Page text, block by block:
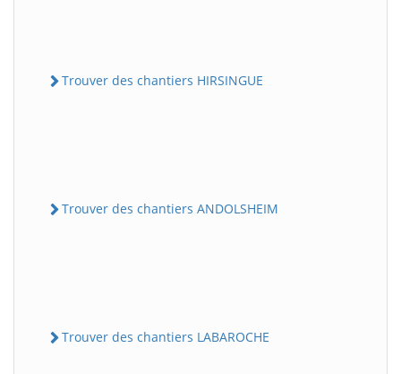
Trouver des chantiers HIRSINGUE
Trouver des chantiers ANDOLSHEIM
Trouver des chantiers LABAROCHE